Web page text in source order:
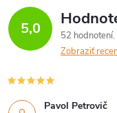
5,0
52 hodnotení
Zobraziť
Pavol Petrovič